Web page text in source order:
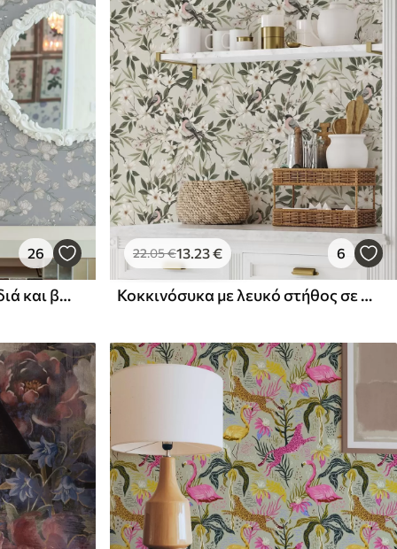
26
Λευκά λουλούδια σε κλαδιά και βουνά σε μπλε φόντο
22.05€13.23€ 6
Κοκκινόσυκα με λευκό στήθος σε κλαδιά με κρεμ λουλούδια